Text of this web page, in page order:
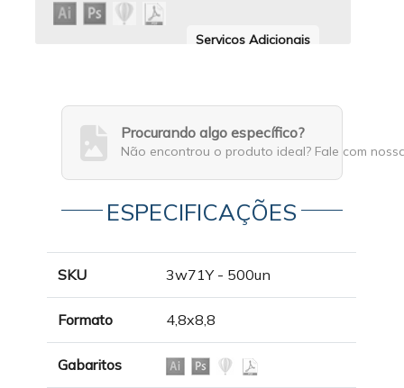
Serviços Adicionais
Procurando algo específico?
Não encontrou o produto ideal? Fale com
ESPECIFICAÇÕES
SKU 3w71Y - 500un
Formato 4,8x8,8
Gabaritos